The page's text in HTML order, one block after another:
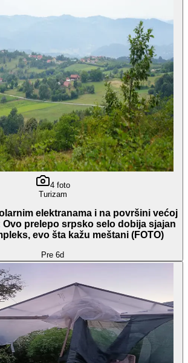
4foto
Turizam
elektranama i na površini većoj
Ovo prelepo srpsko selo dobija sjajan
evo šta kažu meštani (FOTO)
Pre 6d